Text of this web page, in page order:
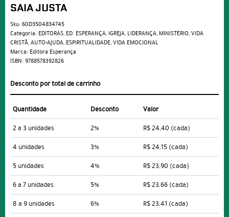
SAIA JUSTA
Sku: 60D3504834745
Categoria: EDITORAS, ED. ESPERANÇA, IGREJA, LIDERANÇA, MINISTÉRIO,VIDA
CRISTÃ,AUTO-AJUDA, ESPIRITUALIDADE,VIDA EMOCIONAL
Marca: Editora Esperança
ISBN: 9788578392826
Desconto por total de carrinho
Quantidade Desconto
Valor
2 a 3 unidades
2% R$ 24,40 (cada)
4 unidades
3% R$ 24,15 (cada)
5 unidades
4% R$ 23,90 (cada)
6 a 7 unidades
5% R$ 23,66 (cada)
8 a 9 unidades
6% R$ 23,41 (cada)